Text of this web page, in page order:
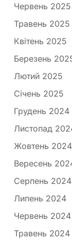
Червень 2025
Травень 2025
Квітень 2025
Березень
Лютий 2025
Січень 2025
Грудень 2024
Листопад
Жовтень 2024
Вересень
Серпень 2024
Липень 2024
Червень 2024
Травень 2024